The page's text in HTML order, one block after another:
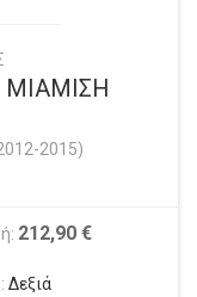
2015)
212,90 €
Δεξιά